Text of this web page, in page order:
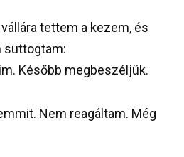
tettem a kezem, és
suttogtam:
Később megbeszéljük.
Nem reagáltam. Még